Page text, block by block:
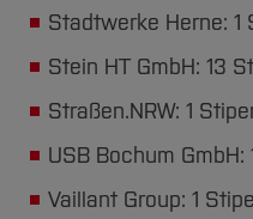
Stadtwerke Herne: 1
Stein HT GmbH: 13
Straßen.NRW: 1
USB Bochum GmbH:
Vaillant Group: 1